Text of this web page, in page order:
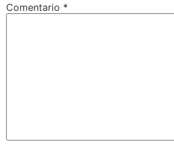
Comentario *